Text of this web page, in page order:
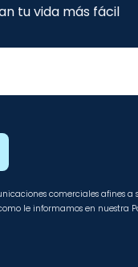
tu vida más fácil
comerciales afines
le informamos en nuestra